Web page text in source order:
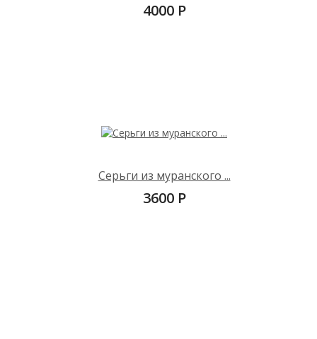
4000 Р
Серьги из муранского ...
3600 Р